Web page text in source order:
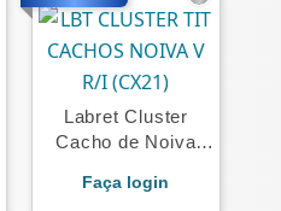
Labret Cluster
Cacho de Noiva
Faça login